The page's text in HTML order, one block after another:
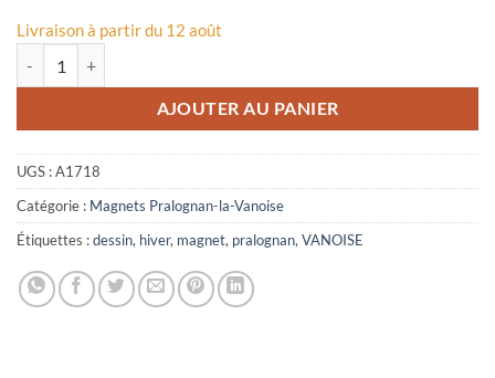
Livraison à partir du 12 août
AJOUTER AU PANIER
UGS :A1718
Catégorie : Magnets Pralognan-la-Vanoise
Étiquettes :dessin, hiver, magnet, pralognan, VANOISE